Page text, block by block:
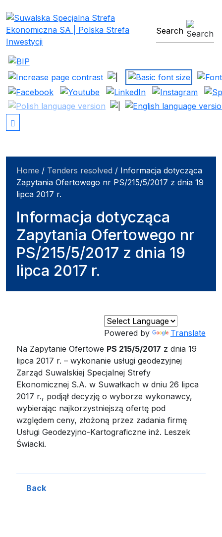
Suwalska Specjalnasearch engine
Home / Tenders resolved / Informacja dotycząca
Zapytania Ofertowego nr PS/215/5/2017 z dnia 19
lipca 2017 r.
Informacja dotycząca
Zapytania Ofertowego nr
PS/215/5/2017 z dnia 19
lipca 2017 r.
Powered by
Translate
Na Zapytanie Ofertowe PS 215/5/2017 z dnia 19
lipca 2017 r. – wykonanie usługi geodezyjnej
Zarząd Suwalskiej Specjalnej Strefy
Ekonomicznej S.A. w Suwałkach w dniu 26 lipca
2017 r., podjął decyzję o wyborze wykonawcy,
wybierając najkorzystniejszą ofertę pod
względem ceny, złożoną przez zadania firmę
Usługi Geodezyjno-Kartograficzne inż. Leszek
Świacki.
Back